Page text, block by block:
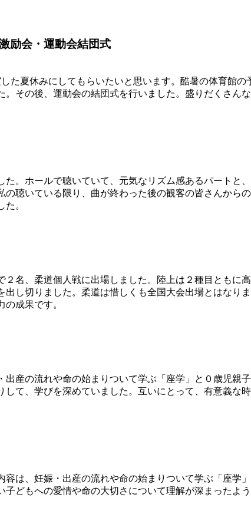
励会・運動会結団式
た夏休みにしてもらいたいと思います。酷暑の体育館の
その後、運動会の結団式を行いました。盛りだくさん
。ホールで聴いていて、元気なリズム感あるパートと
聴いている限り、曲が終わった後の観客の皆さんから
。
名、柔道個人戦に出場しました。陸上は２種目ともに
し切りました。柔道は惜しくも全国大会出場とはなり
成果です。
産の流れや命の始まりついて学ぶ「座学」と０歳児親
て、学びを深めていました。互いにとって、有意義な
は、妊娠・出産の流れや命の始まりついて学ぶ「座学
どもへの愛情や命の大切さについて理解が深まったよう